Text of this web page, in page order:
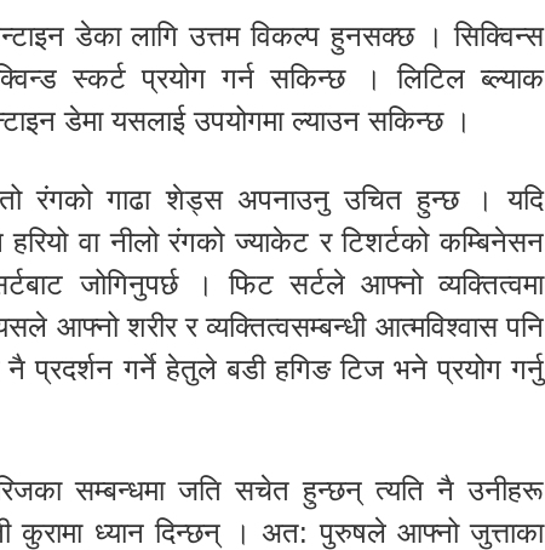
डेका लागि उत्तम विकल्प हुनसक्छ । सिक्विन्स
स्कर्ट प्रयोग गर्न सकिन्छ । लिटिल ब्ल्याक
डेमा यसलाई उपयोगमा ल्याउन सकिन्छ ।
रंगको गाढा शेड्स अपनाउनु उचित हुन्छ । यदि
वा नीलो रंगको ज्याकेट र टिशर्टको कम्बिनेसन
जोगिनुपर्छ । फिट सर्टले आफ्नो व्यक्तित्वमा
आफ्नो शरीर र व्यक्तित्वसम्बन्धी आत्मविश्वास पनि
गर्ने हेतुले बडी हगिङ टिज भने प्रयोग गर्नु
सम्बन्धमा जति सचेत हुन्छन् त्यति नै उनीहरू
कुरामा ध्यान दिन्छन् । अत: पुरुषले आफ्नो जुत्ताका